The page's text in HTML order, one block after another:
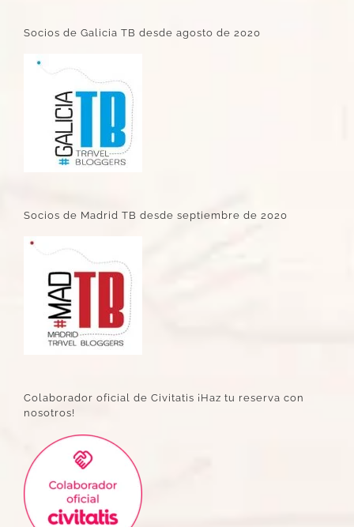
Socios de Galicia TB desde agosto de 2020
Socios de Madrid TB desde septiembre de 2020
Colaborador oficial de Civitatis ¡Haz tu reserva con
nosotros!